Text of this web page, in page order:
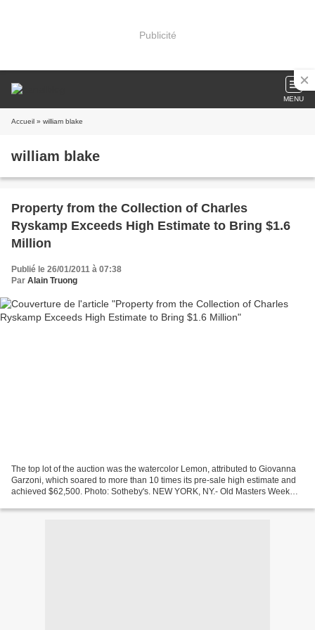
Publicité
MENU
Accueil » william blake
william blake
Property from the Collection of Charles
Ryskamp Exceeds High Estimate to Bring $1.6
Million
Publié le 26/01/2011 à 07:38
Par Alain Truong
The top lot of the auction was the watercolor Lemon, attributed to Giovanna
Garzoni, which soared to more than 10 times its pre-sale high estimate and
achieved $62,500. Photo: Sotheby's. NEW YORK, NY.- Old Masters Week